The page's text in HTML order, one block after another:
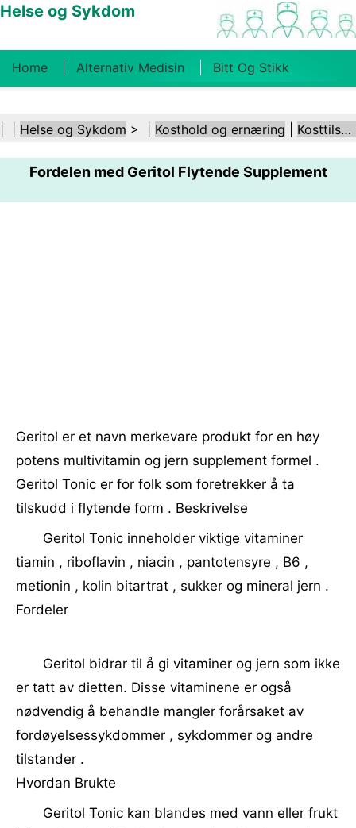
Helse og Sykdom
Home Alternativ Medisin Bitt Og Stikk
Kosthold Og Ernæring Familiehelse
Helsebransjen Psykisk Helse Folkehelse Og
Sikkerhet Kirurgi Og Prosedyrer Helse
Helse og Sykdom > | Kosthold og ernæring Kosttilskudd
Fordelen med Geritol Flytende Supplement
Geritol er et navn merkevare produkt for en høy
potens multivitamin og jern supplement formel .
Geritol Tonic er for folk som foretrekker å ta
tilskudd i flytende form . Beskrivelse
Geritol Tonic inneholder viktige vitaminer
tiamin , riboflavin , niacin , pantotensyre , B6 ,
metionin , kolin bitartrat , sukker og mineral jern .
Fordeler
Geritol bidrar til å gi vitaminer og jern som ikke
er tatt av dietten. Disse vitaminene er også
nødvendig å behandle mangler forårsaket av
fordøyelsessykdommer , sykdommer og andre
tilstander .
Hvordan Brukte
Geritol Tonic kan blandes med vann eller frukt